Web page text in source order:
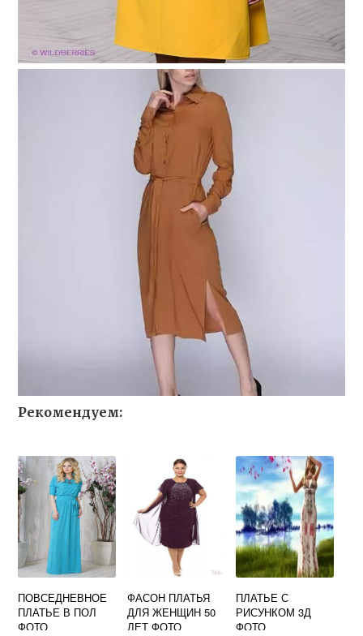
Рекомендуем:
ПОВСЕДНЕВНОЕ
ПЛАТЬЕ В ПОЛ
ФОТО
ФАСОН ПЛАТЬЯ
ДЛЯ ЖЕНЩИН 50
ЛЕТ ФОТО
ПЛАТЬЕ С
РИСУНКОМ 3Д
ФОТО